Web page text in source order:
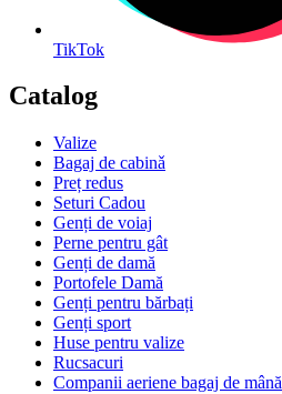
TikTok
Catalog
Valize
Bagaj de cabinǎ
Preț redus
Seturi Cadou
Genți de voiaj
Perne pentru gât
Genți de damă
Portofele Damă
Genți pentru bărbați
Genți sport
Huse pentru valize
Rucsacuri
Companii aeriene bagaj de mână